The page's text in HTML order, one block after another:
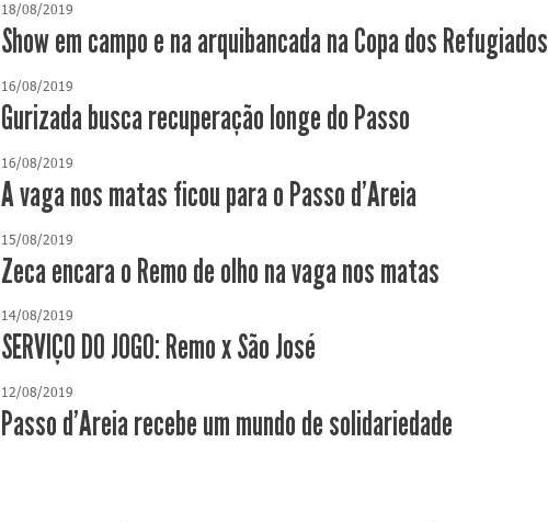
18/08/2019
Show em campo e na arquibancada na Copa dos Refugiados
16/08/2019
Gurizada busca recuperação longe do Passo
16/08/2019
A vaga nos matas ficou para o Passo d'Areia
15/08/2019
Zeca encara o Remo de olho na vaga nos matas
14/08/2019
SERVIÇO DO JOGO: Remo x São José
12/08/2019
Passo d'Areia recebe um mundo de solidariedade